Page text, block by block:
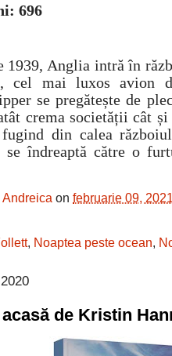
696
1939, Anglia intră în
cel mai luxos avion
se pregătește de
crema societății cât
din calea
îndreaptă către o
Andreica on februarie 09,
, Noaptea peste ocean,
de Kristin